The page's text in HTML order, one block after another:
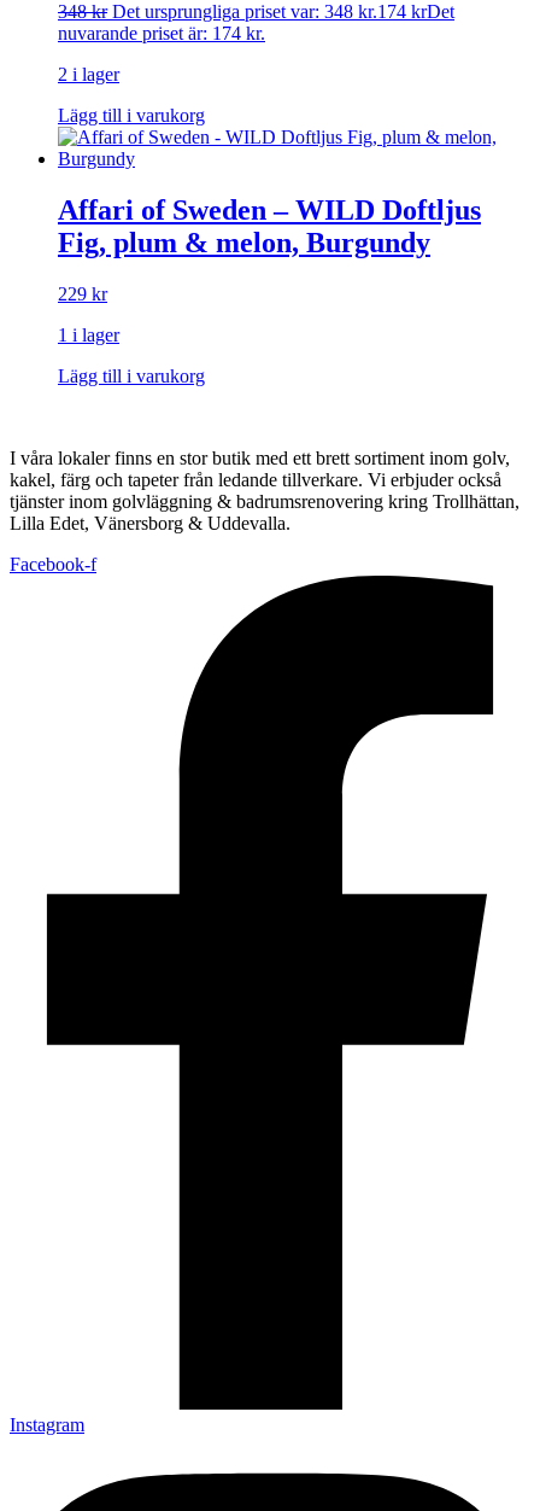
348kr Det ursprungliga priset var: 348 kr.174 krDet
nuvarande priset är: 174 kr.
2 i lager
Lägg till i varukorg
Affari of Sweden – WILD Doftljus
Fig, plum & melon, Burgundy
229 kr
1 i lager
Lägg till i varukorg
I våra lokaler finns en stor butik med ett brett sortiment inom golv,
kakel, färg och tapeter från ledande tillverkare. Vi erbjuder också
tjänster inom golvläggning & badrumsrenovering kring Trollhättan,
Lilla Edet, Vänersborg & Uddevalla.
Facebook-f
Instagram